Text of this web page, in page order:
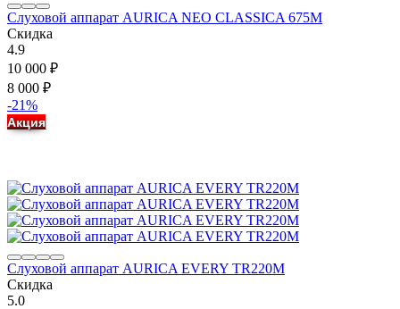
Слуховой аппарат AURICA NEO CLASSICA 675M
Скидка
4.9
10 000 ₽
8 000 ₽
-21%
Акция
Слуховой аппарат AURICA EVERY TR220M
Скидка
5.0